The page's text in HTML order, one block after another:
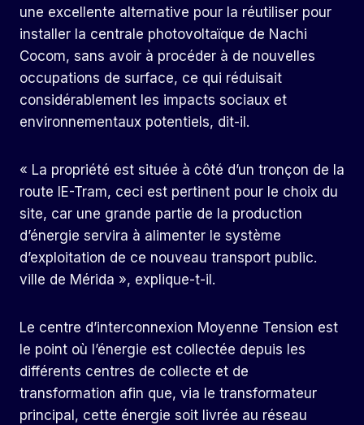
une excellente alternative pour la réutiliser pour
installer la centrale photovoltaïque de Nachi
Cocom, sans avoir à procéder à de nouvelles
occupations de surface, ce qui réduisait
considérablement les impacts sociaux et
environnementaux potentiels, dit-il.
« La propriété est située à côté d’un tronçon de la
route IE-Tram, ceci est pertinent pour le choix du
site, car une grande partie de la production
d’énergie servira à alimenter le système
d’exploitation de ce nouveau transport public.
ville de Mérida », explique-t-il.
Le centre d’interconnexion Moyenne Tension est
le point où l’énergie est collectée depuis les
différents centres de collecte et de
transformation afin que, via le transformateur
principal, cette énergie soit livrée au réseau